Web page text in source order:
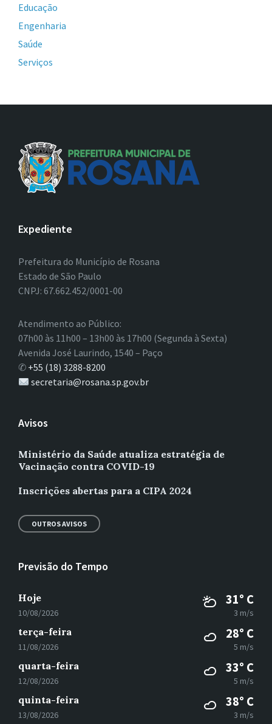
Educação
Engenharia
Saúde
Serviços
Expediente
Prefeitura do Município de Rosana
Estado de São Paulo
CNPJ: 67.662.452/0001-00
Atendimento ao Público:
07h00 às 11h00 – 13h00 às 17h00 (Segunda à Sexta)
Avenida José Laurindo, 1540 – Paço
✆ +55 (18) 3288-8200
secretaria@rosana.sp.gov.br
Avisos
Ministério da Saúde atualiza estratégia de
Vacinação contra COVID-19
Inscrições abertas para a CIPA 2024
OUTROS AVISOS
Previsão do Tempo
Hoje
10/08/2026
31° C
3 m/s
terça-feira
11/08/2026
28° C
5 m/s
quarta-feira
12/08/2026
33° C
5 m/s
quinta-feira
13/08/2026
38° C
3 m/s